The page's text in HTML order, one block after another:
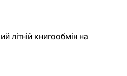
літній книгообмін на